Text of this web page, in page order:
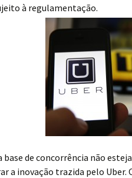
à regulamentação.
base de concorrência não
a inovação trazida pelo Uber.